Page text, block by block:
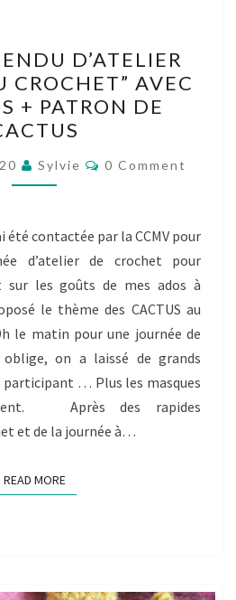
RENDU
D’ATELIER
“CACTUS
AU
CROCHET”
AVEC
ADOS
+
PATRON
DE
CACTUS
D’ATELIER
CROCHET” AVEC
+ PATRON DE
Sylvie Comments
0 Comment
été contactée par la CCMV pour
d’atelier de crochet pour
sur les goûts de mes ados à
le thème des CACTUS au
le matin pour une journée de
oblige, on a laissé de grands
participant … Plus les masques
Après des rapides
et de la journée à…
READ MOREREAD MORE